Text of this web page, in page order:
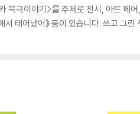
극이야기>를 주제로 전시, 아트 페
서 태어났어》 등이 있습니다. 쓰고 그